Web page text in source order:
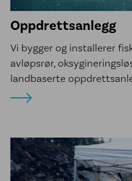
Oppdrettsanlegg
Vi bygger og installerer
avløpsrør,
landbaserte